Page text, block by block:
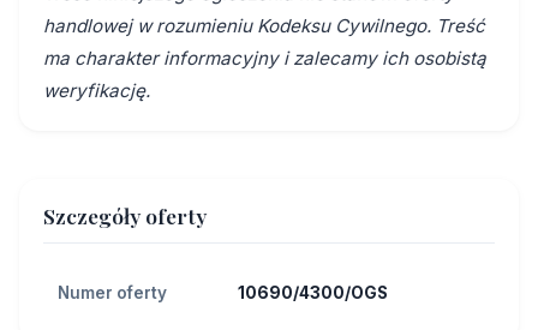
handlowej w rozumieniu Kodeksu Cywilnego. Treść
ma charakter informacyjny i zalecamy ich osobistą
weryfikację.
Szczegóły oferty
Numer oferty 10690/4300/OGS